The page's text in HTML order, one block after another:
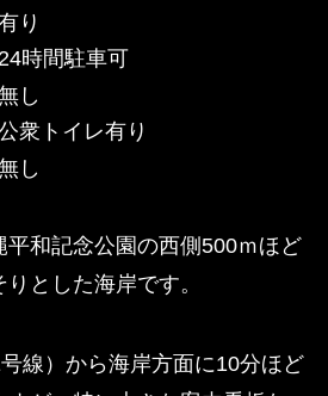
り
時間駐車可
し
衆トイレ有り
し
平和記念公園の西側500ｍほど
とした海岸です。
線）から海岸方面に10分ほど